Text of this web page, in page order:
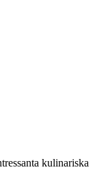
kulinariska